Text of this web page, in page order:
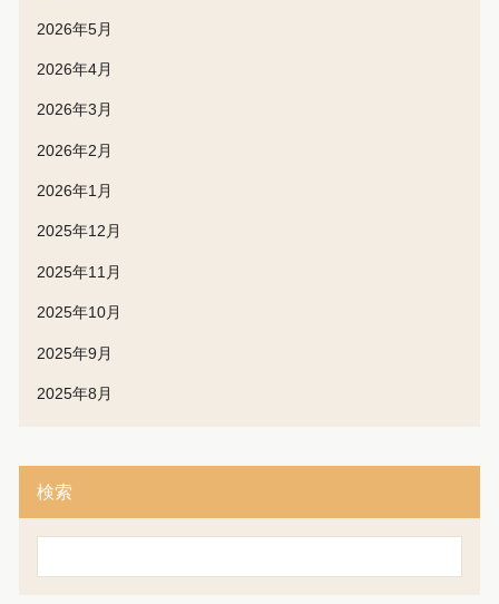
2026年5月
2026年4月
2026年3月
2026年2月
2026年1月
2025年12月
2025年11月
2025年10月
2025年9月
2025年8月
検索